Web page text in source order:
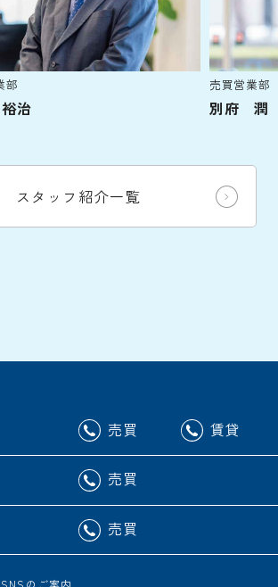
部
治
売買営業部
別府 潤
スタッフ紹介一覧
売買 賃貸
売買
売買